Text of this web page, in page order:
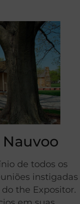
de todos os
instigadas
the Expositor.